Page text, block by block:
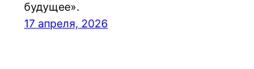
будущее».
17 апреля, 2026